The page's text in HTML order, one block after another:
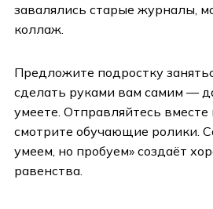
завалялись старые журналы,
коллаж.
Предложите подростку
сделать руками вам самим —
умеете. Отправляйтесь
смотрите обучающие ролики.
умеем, но пробуем» создаёт
равенства.